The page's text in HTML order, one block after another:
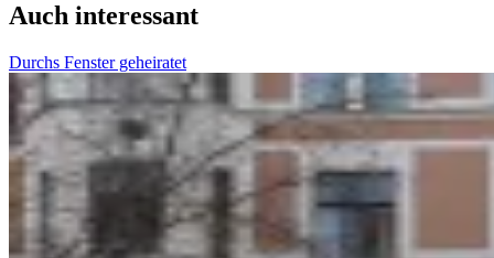
Auch interessant
Durchs Fenster geheiratet